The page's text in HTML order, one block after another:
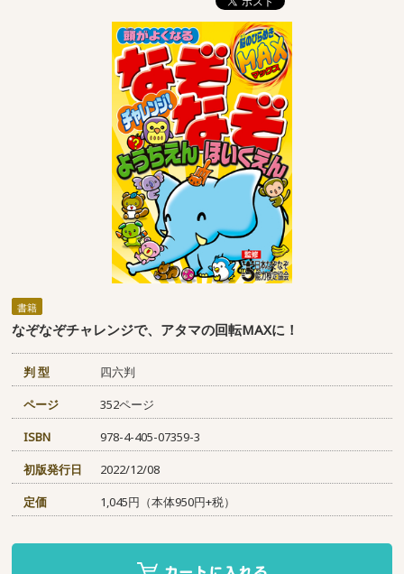
書籍
なぞなぞチャレンジで、アタマの回転MAXに！
判 型
四六判
ページ
352ページ
ISBN
978-4-405-07359-3
初版発行日
2022/12/08
定価
1,045円（本体950円+税）